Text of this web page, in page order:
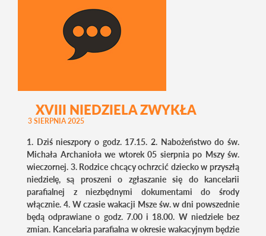
XVIII NIEDZIELA ZWYKŁA
3 SIERPNIA 2025
1. Dziś nieszpory o godz. 17.15. 2. Nabożeństwo do św.
Michała Archanioła we wtorek 05 sierpnia po Mszy św.
wieczornej. 3. Rodzice chcący ochrzcić dziecko w przyszłą
niedzielę, są proszeni o zgłaszanie się do kancelarii
parafialnej z niezbędnymi dokumentami do środy
włącznie. 4. W czasie wakacji Msze św. w dni powszednie
będą odprawiane o godz. 7.00 i 18.00. W niedziele bez
zmian. Kancelaria parafialna w okresie wakacyjnym będzie